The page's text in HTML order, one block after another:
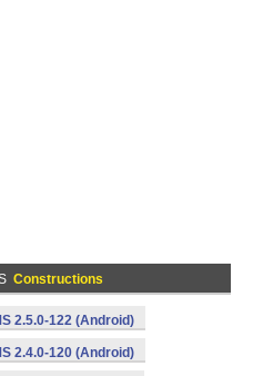
Constructions
2.5.0-122 (Android)
2.4.0-120 (Android)